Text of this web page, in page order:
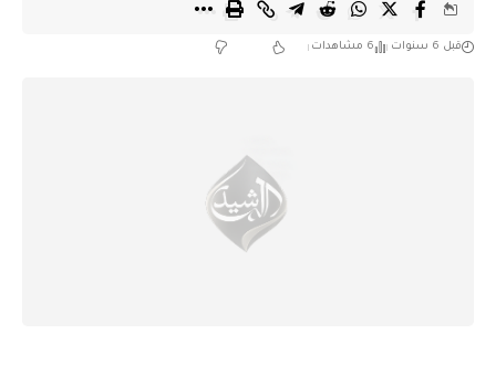
قبل 6 سنوات 6 مشاهدات